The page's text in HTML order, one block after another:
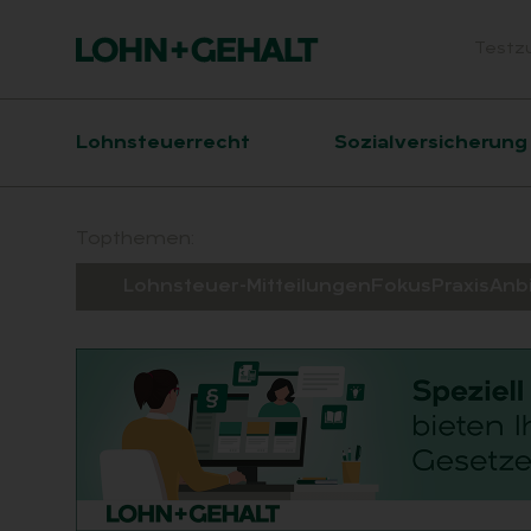
Hauptnavigation
Lohnsteuerrecht Sozialversicherung